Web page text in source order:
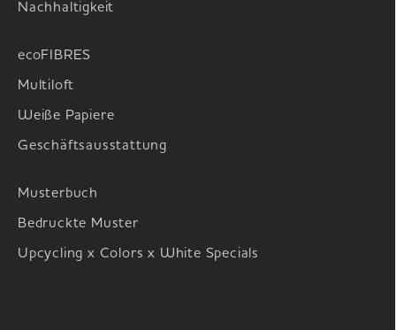
Nachhaltigkeit
ecoFIBRES
Multiloft
Weiße Papiere
Geschäftsausstattung
Musterbuch
Bedruckte Muster
Upcycling x Colors x White Specials